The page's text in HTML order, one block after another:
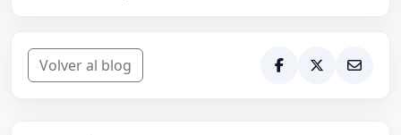
Volver al blog